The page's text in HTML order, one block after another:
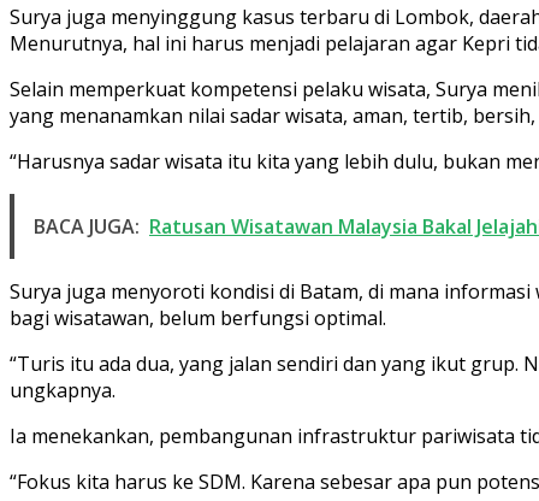
Surya juga menyinggung kasus terbaru di Lombok,
Menurutnya, hal ini harus menjadi pelajaran agar Kepri
Selain memperkuat kompetensi pelaku wisata, Surya
yang menanamkan nilai sadar wisata, aman, tertib,
“Harusnya sadar wisata itu kita yang lebih dulu, bukan
BACA JUGA: Ratusan Wisatawan Malaysia Bakal
Surya juga menyoroti kondisi di Batam, di mana
bagi wisatawan, belum berfungsi optimal.
“Turis itu ada dua, yang jalan sendiri dan yang ikut
ungkapnya.
Ia menekankan, pembangunan infrastruktur pariwisata
“Fokus kita harus ke SDM. Karena sebesar apa pun